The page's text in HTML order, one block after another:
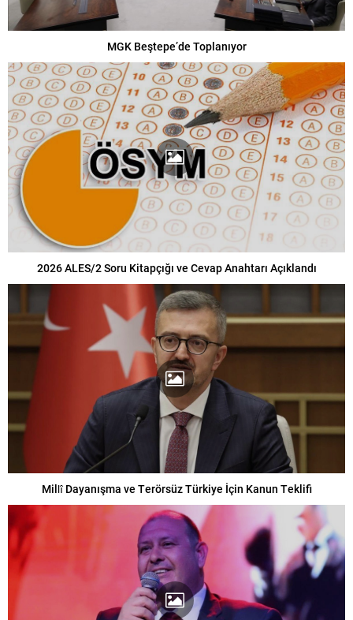
MGK Beştepe’de Toplanıyor
2026 ALES/2 Soru Kitapçığı ve Cevap Anahtarı Açıklandı
Millî Dayanışma ve Terörsüz Türkiye İçin Kanun Teklifi